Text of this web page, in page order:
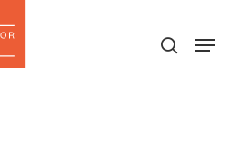
search
Menu